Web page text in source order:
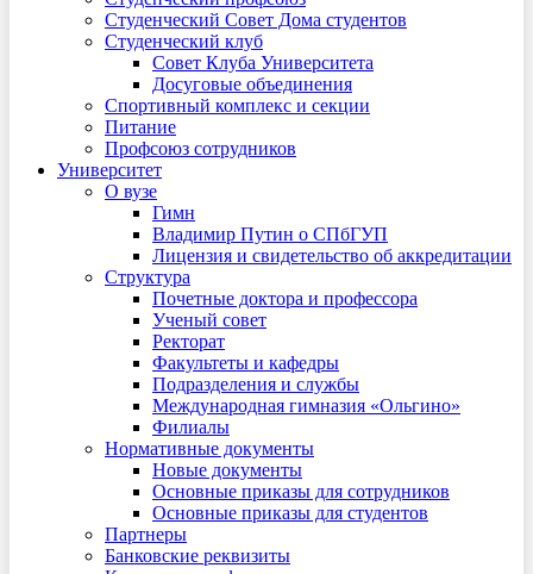
Студенческий Совет Дома студентов
Студенческий клуб
Совет Клуба Университета
Досуговые объединения
Спортивный комплекс и секции
Питание
Профсоюз сотрудников
Университет
О вузе
Гимн
Владимир Путин о СПбГУП
Лицензия и свидетельство об аккредитации
Структура
Почетные доктора и профессора
Ученый совет
Ректорат
Факультеты и кафедры
Подразделения и службы
Международная гимназия «Ольгино»
Филиалы
Нормативные документы
Новые документы
Основные приказы для сотрудников
Основные приказы для студентов
Партнеры
Банковские реквизиты